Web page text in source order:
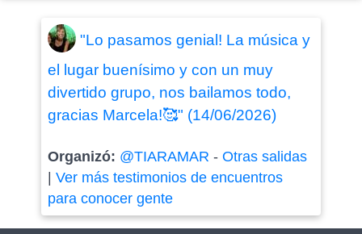
"Lo pasamos genial! La música y
el lugar buenísimo y con un muy
divertido grupo, nos bailamos todo,
gracias Marcela!🥰" (14/06/2026)
Organizó: @TIARAMAR - Otras salidas
| Ver más testimonios de encuentros
para conocer gente